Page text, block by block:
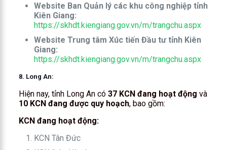
Website Ban Quản lý các khu công nghiệp tỉnh
Kiên Giang:
https://skhdt.kiengiang.gov.vn/m/trangchu.aspx
Website Trung tâm Xúc tiến Đầu tư tỉnh Kiên
Giang:
https://skhdt.kiengiang.gov.vn/m/trangchu.aspx
8. Long An:
Hiện nay, tỉnh Long An có 37 KCN đang hoạt động và
10 KCN đang được quy hoạch, bao gồm:
KCN đang hoạt động:
KCN Tân Đức